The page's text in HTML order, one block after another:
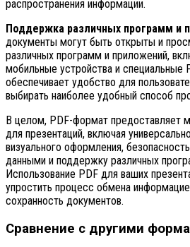
распространения информации.
Поддержка различных программ и
документы могут быть открыты и
различных программ и приложений,
мобильные устройства и специальные
обеспечивает удобство для
выбирать наиболее удобный способ
В целом, PDF-формат предоставляет
для презентаций, включая
визуального оформления,
данными и поддержку различных
Использование PDF для ваших
упростить процесс обмена
сохранность документов.
Сравнение с другими